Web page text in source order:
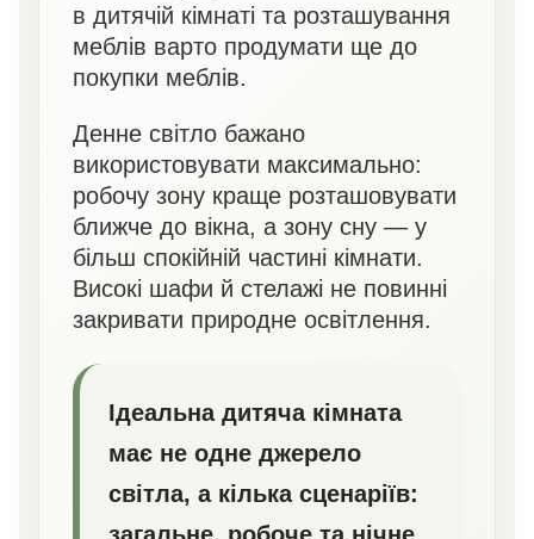
в дитячій кімнаті та розташування
меблів варто продумати ще до
покупки меблів.
Денне світло бажано
використовувати максимально:
робочу зону краще розташовувати
ближче до вікна, а зону сну — у
більш спокійній частині кімнати.
Високі шафи й стелажі не повинні
закривати природне освітлення.
Ідеальна дитяча кімната
має не одне джерело
світла, а кілька сценаріїв: